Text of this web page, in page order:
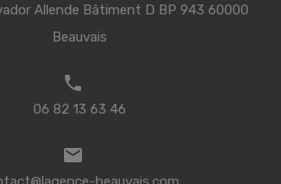
Allende Bâtiment D BP 943 60000
Beauvais
06 82 13 63 46